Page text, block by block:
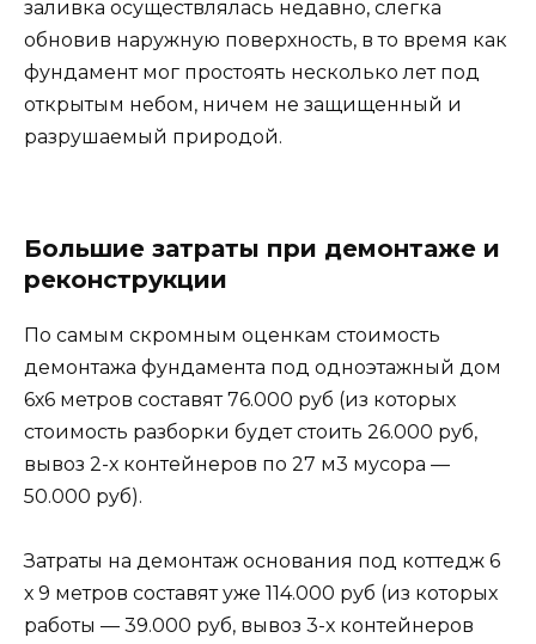
заливка осуществлялась недавно, слегка
обновив наружную поверхность, в то время как
фундамент мог простоять несколько лет под
открытым небом, ничем не защищенный и
разрушаемый природой.
Большие затраты при демонтаже и
реконструкции
По самым скромным оценкам стоимость
демонтажа фундамента под одноэтажный дом
6х6 метров составят 76.000 руб (из которых
стоимость разборки будет стоить 26.000 руб,
вывоз 2-х контейнеров по 27 м3 мусора —
50.000 руб).
Затраты на демонтаж основания под коттедж 6
х 9 метров составят уже 114.000 руб (из которых
работы — 39.000 руб, вывоз 3-х контейнеров